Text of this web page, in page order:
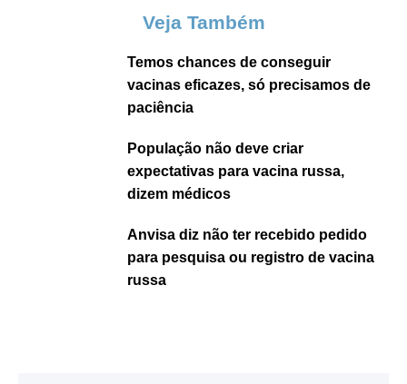
Veja Também
Temos chances de conseguir
vacinas eficazes, só precisamos de
paciência
População não deve criar
expectativas para vacina russa,
dizem médicos
Anvisa diz não ter recebido pedido
para pesquisa ou registro de vacina
russa